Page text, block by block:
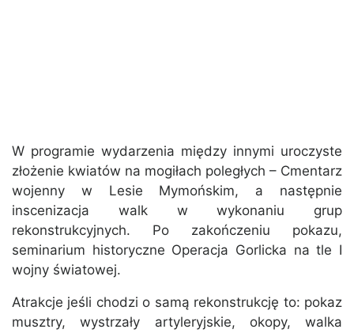
W programie wydarzenia między innymi uroczyste
złożenie kwiatów na mogiłach poległych – Cmentarz
wojenny w Lesie Mymońskim, a następnie
inscenizacja walk w wykonaniu grup
rekonstrukcyjnych. Po zakończeniu pokazu,
seminarium historyczne Operacja Gorlicka na tle I
wojny światowej.
Atrakcje jeśli chodzi o samą rekonstrukcję to: pokaz
musztry, wystrzały artyleryjskie, okopy, walka